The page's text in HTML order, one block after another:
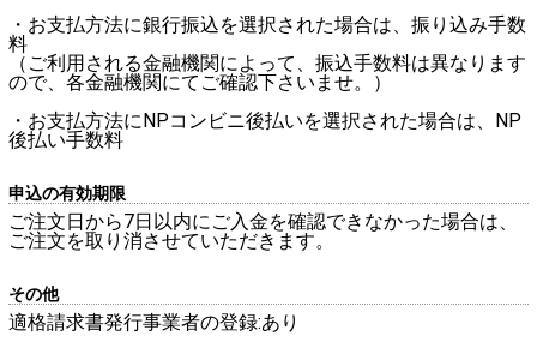
・お支払方法に銀行振込を選択された場合は、振り込み手数
料
（ご利用される金融機関によって、振込手数料は異なります
ので、各金融機関にてご確認下さいませ。）
・お支払方法にNPコンビニ後払いを選択された場合は、NP
後払い手数料
申込の有効期限
ご注文日から7日以内にご入金を確認できなかった場合は、
ご注文を取り消させていただきます。
その他
適格請求書発行事業者の登録:あり